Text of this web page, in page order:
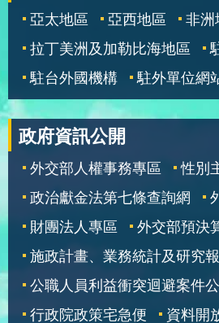
亞太地區 亞西地區 非洲
拉丁美洲及加勒比海地區
駐台外國機構
駐外單位網
政府資訊公開
外交部人權事務專區 性別
政治獻金法第七條查詢網
財團法人專區
外交部預決
施政計畫、業務統計及研究
公職人員利益衝突迴避案件
行政院政策宅急便
資料開